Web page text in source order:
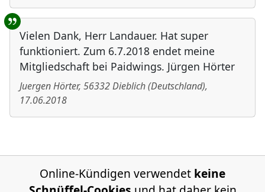
Vielen Dank, Herr Landauer. Hat super
funktioniert. Zum 6.7.2018 endet meine
Mitgliedschaft bei Paidwings. Jürgen Hörter
Juergen Hörter, 56332Dieblich(Deutschland),
17.06.2018
Online-Kündigen verwendet keine